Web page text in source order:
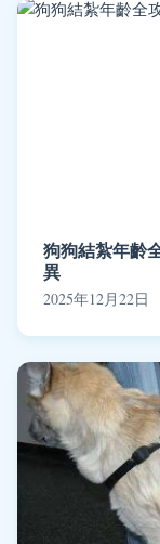
狗狗結紮年齡
異
2025年12月22日